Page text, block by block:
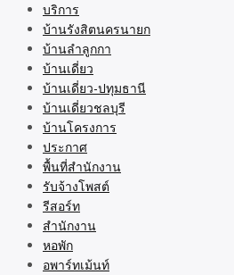
บริการ
บ้านรังสิตนครนายก
บ้านลำลูกกา
บ้านเดี่ยว
บ้านเดี่ยว-ปทุมธานี
บ้านเดี่ยวชลบุรี
บ้านโครงการ
ประกาศ
พื้นที่สำนักงาน
รับจ้างโพสต์
รีสอร์ท
สำนักงาน
หอพัก
อพาร์ทเม้นท์